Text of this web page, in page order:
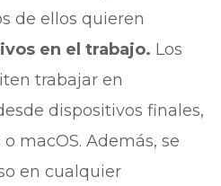
de ellos quieren
en el trabajo. Los
trabajar en
dispositivos finales,
macOS. Además, se
en cualquier